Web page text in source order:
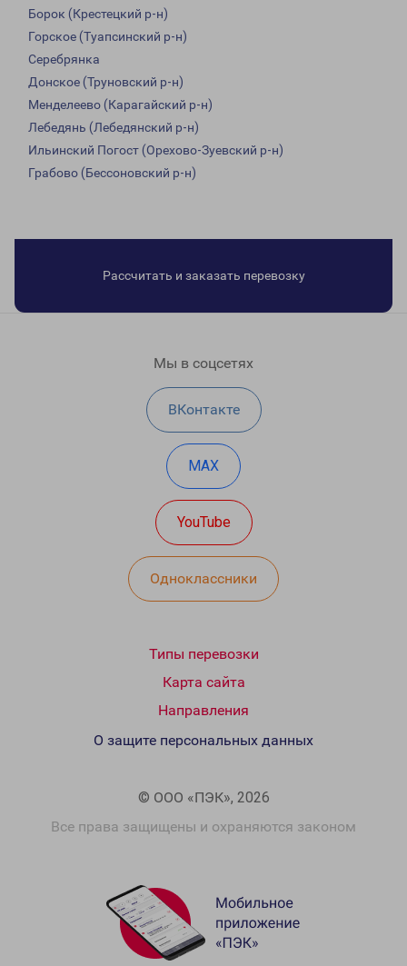
Борок (Крестецкий р-н)
Горское (Туапсинский р-н)
Серебрянка
Донское (Труновский р-н)
Менделеево (Карагайский р-н)
Лебедянь (Лебедянский р-н)
Ильинский Погост (Орехово-Зуевский р-н)
Грабово (Бессоновский р-н)
Рассчитать и заказать перевозку
Мы в соцсетях
ВКонтакте
MAX
YouTube
Одноклассники
Типы перевозки
Карта сайта
Направления
© ООО «ПЭК», 2026
Все права защищены и охраняются законом
О защите персональных данных